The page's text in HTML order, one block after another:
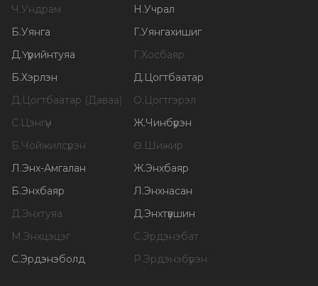
Ч.Ундрам Н.Учрал
Б.Уянга Г.Уянгахишиг
Д.Үүрийнтуяа Г.Хосбаяр
Б.Хэрлэн Д.Цогтбаатар
Д.Цогтбаатар (Даваа) О.Цогтгэрэл
С.Цэнгүүн Ж.Чинбүрэн
Б.Чойжилсүрэн Ө.Шижир
Л.Энх-Амгалан Ж.Энхбаяр
Б.Энхбаяр Л.Энхнасан
Д.Энхтуяа Д.Энхтүвшин
М.Энхцэцэг С.Эрдэнэбат
С.Эрдэнэболд Р.Эрдэнэбүрэн